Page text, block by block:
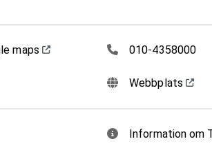
maps 0104358000
010-4358000
Webbplats
Information om